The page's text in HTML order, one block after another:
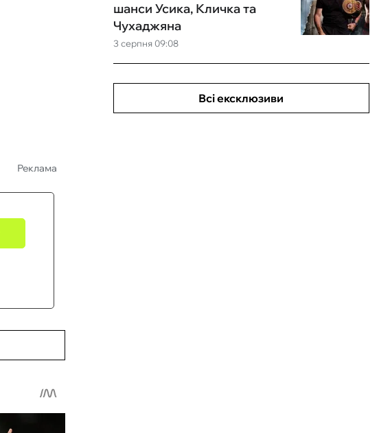
Реклама
3 серпня 09:08
шанси Усика, Кличка та
Чухаджяна
Всі ексклюзиви